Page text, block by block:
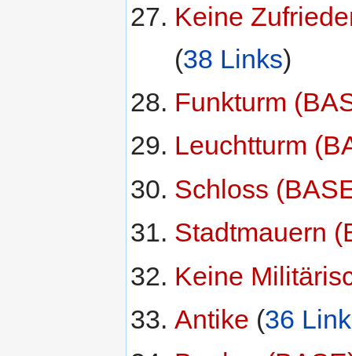
Keine
(38 Links)
Funkturm
Leuchtturm
Schloss
Stadtmauern
Keine
Antike ‏‎ (36